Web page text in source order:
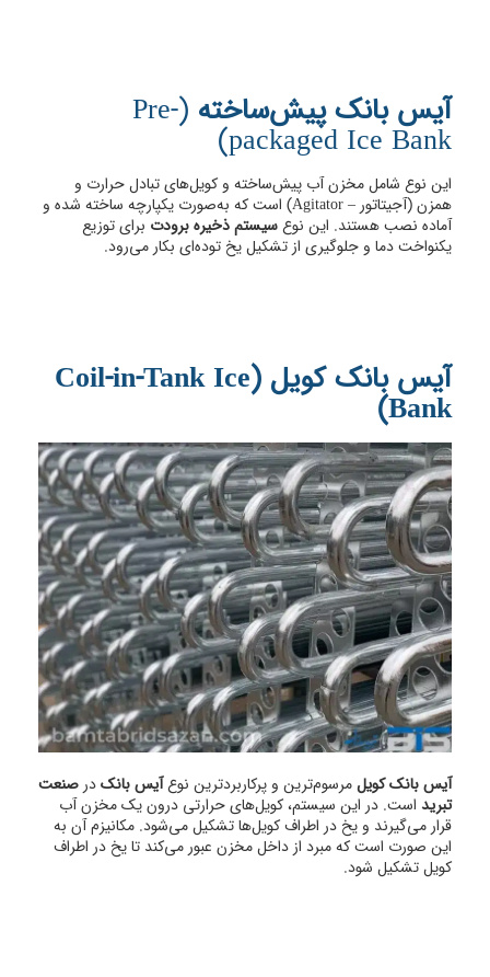
آیس بانک پیش‌ساخته (Pre-
packaged Ice Bank)
این نوع شامل مخزن آب پیش‌ساخته و کویل‌های تبادل حرارت و
همزن (آجیتاتور – Agitator) است که به‌صورت یکپارچه ساخته شده و
آماده نصب هستند.​ این نوعسیستم ذخیره برودت برای توزیع
یکنواخت دما و جلوگیری از تشکیل یخ توده‌ای بکار می‌رود.
آیس بانک کویل (Coil-in-Tank Ice
Bank)
آیس بانک کویلمرسوم‌ترین و پرکاربردترین نوعآیس بانکدر صنعت
تبرید است. در این سیستم، کویل‌های حرارتی درون یک مخزن آب
قرار می‌گیرند و یخ در اطراف کویل‌ها تشکیل می‌شود. مکانیزم آن به
این صورت است که مبرد از داخل مخزن عبور می‌کند تا یخ در اطراف
کویل تشکیل شود.